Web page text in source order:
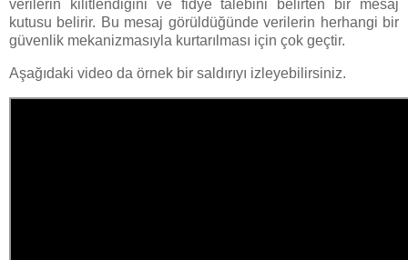
verilerin kilitlendiğini ve fidye talebini belirten bir mesaj
kutusu belirir. Bu mesaj görüldüğünde verilerin herhangi bir
güvenlik mekanizmasıyla kurtarılması için çok geçtir.
Aşağıdaki video da örnek bir saldırıyı izleyebilirsiniz.